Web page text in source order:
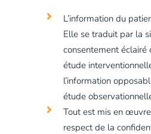
L’information du
Elle se traduit par la
consentement éclairé
étude
l’information
étude
Tout est mis en
respect de la